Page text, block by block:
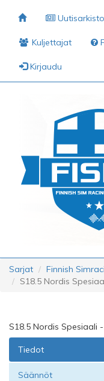
Uutisarkisto
Kuljettajat
Kirjaudu
Sarjat
Finnish
S18.5 Nordis
S18.5 Nordis Spesiaali
Tiedot
Säännöt